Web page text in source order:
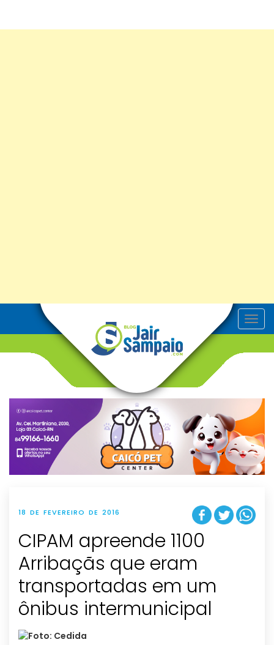
T
o
v
g
t
i
o
n
18 DE FEVEREIRO DE 2016
CIPAM apreende 1100
Arribaçãs que eram
transportadas em um
ônibus intermunicipal